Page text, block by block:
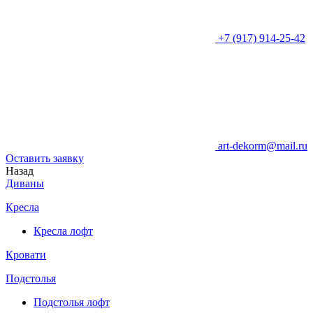
+7 (917) 914-25-42
art-dekorm@mail.ru
Оставить заявку
Назад
Диваны
Кресла
Кресла лофт
Кровати
Подстолья
Подстолья лофт